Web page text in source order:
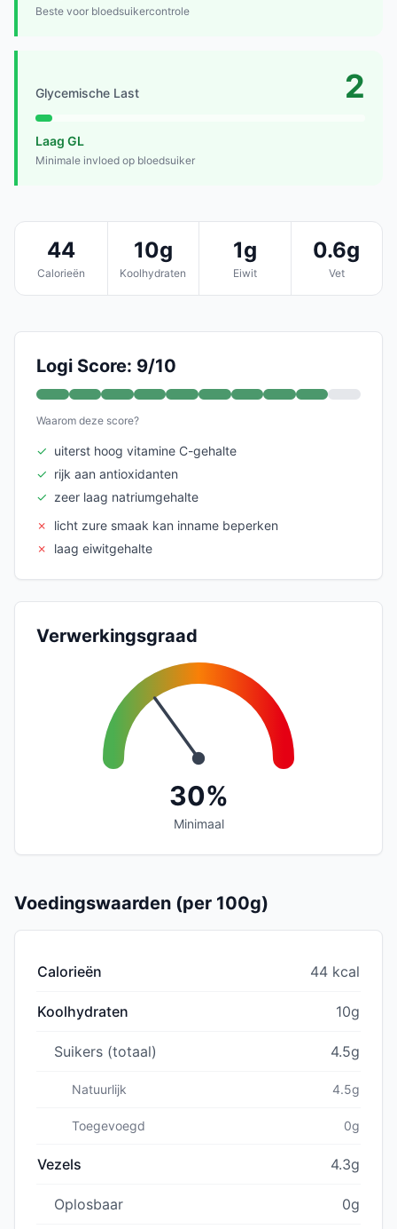
Beste voor bloedsuikercontrole
Glycemische Last 2
Laag GL
Minimale invloed op bloedsuiker
44
Calorieën
10g
Koolhydraten
1g
Eiwit
0.6g
Vet
Logi Score: 9/10
Waarom deze score?
✓ uiterst hoog vitamine C-gehalte
✓ rijk aan antioxidanten
✓ zeer laag natriumgehalte
✗
licht zure smaak kan inname beperken
✗
laag eiwitgehalte
Verwerkingsgraad
30%
Minimaal
Voedingswaarden (per 100g)
Calorieën 44 kcal
Koolhydraten 10g
Suikers (totaal) 4.5g
Natuurlijk 4.5g
Toegevoegd 0g
Vezels 4.3g
Oplosbaar 0g